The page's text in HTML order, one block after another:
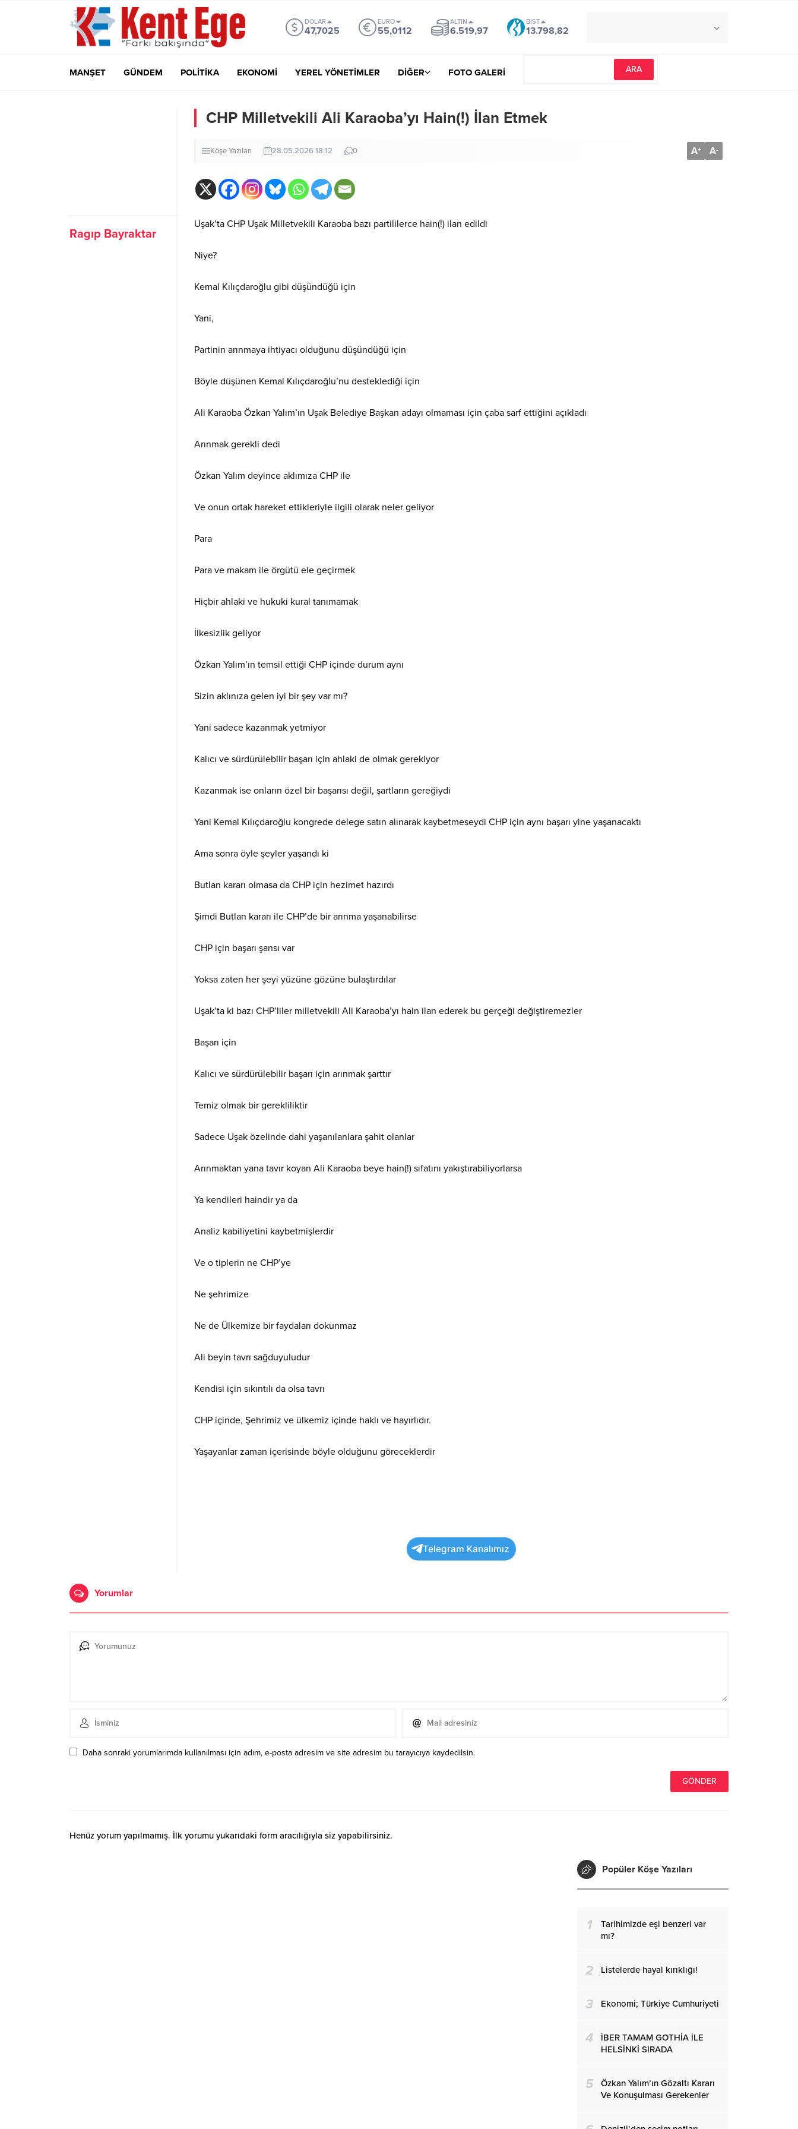
DOLAR
47,7025
EURO
55,0112
ALTIN
6.519,97
BIST
13.798,82
MANŞET GÜNDEM POLİTİKA EKONOMİ YEREL YÖNETİMLER DİĞER FOTO GALERİ
Ragıp Bayraktar
CHP Milletvekili Ali Karaoba’yı Hain(!) İlan Etmek
Köşe Yazıları 28.05.2026 18:12 0 A+ A-
Uşak’ta CHP Uşak Milletvekili Karaoba bazı partililerce hain(!) ilan edildi
Niye?
Kemal Kılıçdaroğlu gibi düşündüğü için
Yani,
Partinin arınmaya ihtiyacı olduğunu düşündüğü için
Böyle düşünen Kemal Kılıçdaroğlu’nu desteklediği için
Ali Karaoba Özkan Yalım’ın Uşak Belediye Başkan adayı olmaması için çaba sarf ettiğini açıkladı
Arınmak gerekli dedi
Özkan Yalım deyince aklımıza CHP ile
Ve onun ortak hareket ettikleriyle ilgili olarak neler geliyor
Para
Para ve makam ile örgütü ele geçirmek
Hiçbir ahlaki ve hukuki kural tanımamak
İlkesizlik geliyor
Özkan Yalım’ın temsil ettiği CHP içinde durum aynı
Sizin aklınıza gelen iyi bir şey var mı?
Yani sadece kazanmak yetmiyor
Kalıcı ve sürdürülebilir başarı için ahlaki de olmak gerekiyor
Kazanmak ise onların özel bir başarısı değil, şartların gereğiydi
Yani Kemal Kılıçdaroğlu kongrede delege satın alınarak kaybetmeseydi CHP için aynı başarı yine yaşanacaktı
Ama sonra öyle şeyler yaşandı ki
Butlan kararı olmasa da CHP için hezimet hazırdı
Şimdi Butlan kararı ile CHP’de bir arınma yaşanabilirse
CHP için başarı şansı var
Yoksa zaten her şeyi yüzüne gözüne bulaştırdılar
Uşak’ta ki bazı CHP’liler milletvekili Ali Karaoba’yı hain ilan ederek bu gerçeği değiştiremezler
Başarı için
Kalıcı ve sürdürülebilir başarı için arınmak şarttır
Temiz olmak bir gerekliliktir
Sadece Uşak özelinde dahi yaşanılanlara şahit olanlar
Arınmaktan yana tavır koyan Ali Karaoba beye hain(!) sıfatını yakıştırabiliyorlarsa
Ya kendileri haindir ya da
Analiz kabiliyetini kaybetmişlerdir
Ve o tiplerin ne CHP’ye
Ne şehrimize
Ne de Ülkemize bir faydaları dokunmaz
Ali beyin tavrı sağduyuludur
Kendisi için sıkıntılı da olsa tavrı
CHP içinde, Şehrimiz ve ülkemiz içinde haklı ve hayırlıdır.
Yaşayanlar zaman içerisinde böyle olduğunu göreceklerdir
Telegram Kanalımız
Yorumlar
Daha sonraki yorumlarımda kullanılması için adım, e-posta adresim ve site adresim bu tarayıcıya kaydedilsin.
Henüz yorum yapılmamış. İlk yorumu yukarıdaki form aracılığıyla siz yapabilirsiniz.
Popüler Köşe Yazıları
1
Tarihimizde eşi benzeri var
mı?
2 Listelerde hayal kırıklığı!
3 Ekonomi; Türkiye Cumhuriyeti
4
İBER TAMAM GOTHİA İLE
HELSİNKİ SIRADA
5
Özkan Yalım’ın Gözaltı Kararı
Ve Konuşulması Gerekenler